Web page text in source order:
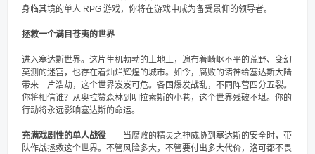
身临其境的单人 RPG 游戏，你将在游戏中成为备受景仰的领导者。
拯救一个满目苍夷的世界
进入塞达斯世界。这片生机勃勃的土地上，遍布着崎岖不平的荒野、变幻
莫测的迷宫，也存在着灿烂辉煌的城市。如今，腐败的诸神给塞达斯大陆
带来一片浩劫，这个世界岌岌可危。各国爆发战乱，不同阵营四分五裂。
你将相信谁？从奥拉赞森林到明拉索斯的小巷，这个世界残破不堪。你的
行动将永远影响塞达斯的命运。
充满戏剧性的单人战役——当腐败的精灵之神威胁到塞达斯的安全时，带
队作战拯救这个世界。不管风险多大，不管要付出多大代价，洛可都不畏